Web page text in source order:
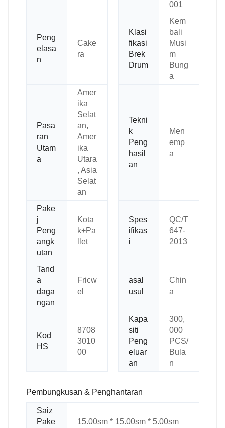
001
Peng
elasa
n
Cake
ra
Klasi
fikasi
Brek
Drum
Kem
bali
Musi
m
Bung
a
Pasa
ran
Utam
a
Amer
ika
Selat
an,
Amer
ika
Utara
, Asia
Selat
an
Tekni
k
Peng
hasil
an
Men
emp
a
Pake
j
Peng
angk
utan
Kota
k+Pa
llet
Spes
ifikas
i
QC/T
647-
2013
Tand
a
daga
ngan
Fricw
el
asal
usul
Chin
a
Kod
HS
8708
3010
00
Kapa
siti
Peng
eluar
an
300,
000
PCS/
Bula
n
Pembungkusan & Penghantaran
Saiz
Pake
15.00sm * 15.00sm * 5.00sm